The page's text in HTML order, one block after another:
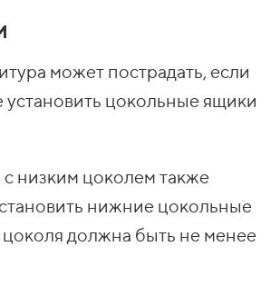
может пострадать, если
установить цокольные ящики
с низким цоколем также
нижние цокольные
должна быть не менее